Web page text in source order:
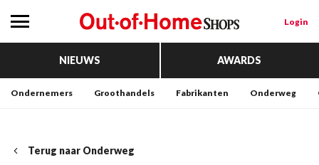
Login
NIEUWS AWARDS
Ondernemers Groothandels Fabrikanten Onderweg
Terug naar Onderweg